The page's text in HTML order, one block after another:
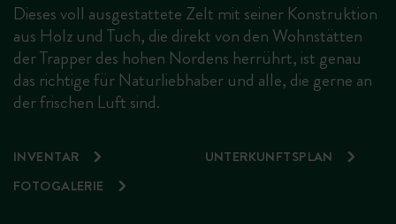
Dieses voll ausgestattete Zelt mit seiner Konstruktion
aus Holz und Tuch, die direkt von den Wohnstätten
der Trapper des hohen Nordens herrührt, ist genau
das richtige für Naturliebhaber und alle, die gerne an
der frischen Luft sind.
INVENTAR
UNTERKUNFTSPLAN
FOTOGALERIE